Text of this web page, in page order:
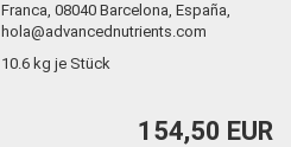
Franca, 08040 Barcelona, España,
hola@advancednutrients.com
10.6 kg je Stück
154,50 EUR